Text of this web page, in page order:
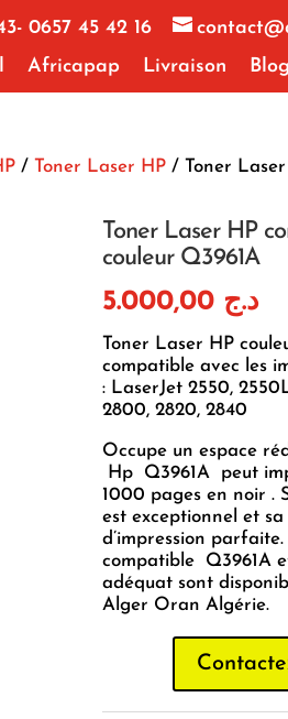
0657 45 42 16
Africapap Livraison Blog
/ Toner Laser HP/ Toner Laser
Toner Laser HP
couleur Q3961A
د.ج 5.000,00
Toner Laser HP
compatible avec les
: LaserJet 2550,
2800, 2820, 2840
Occupe un espace
Hp Q3961A peut
1000 pages en noir .
est exceptionnel et
d’impression
compatible Q3961A
adéquat sont
Alger Oran Algérie.